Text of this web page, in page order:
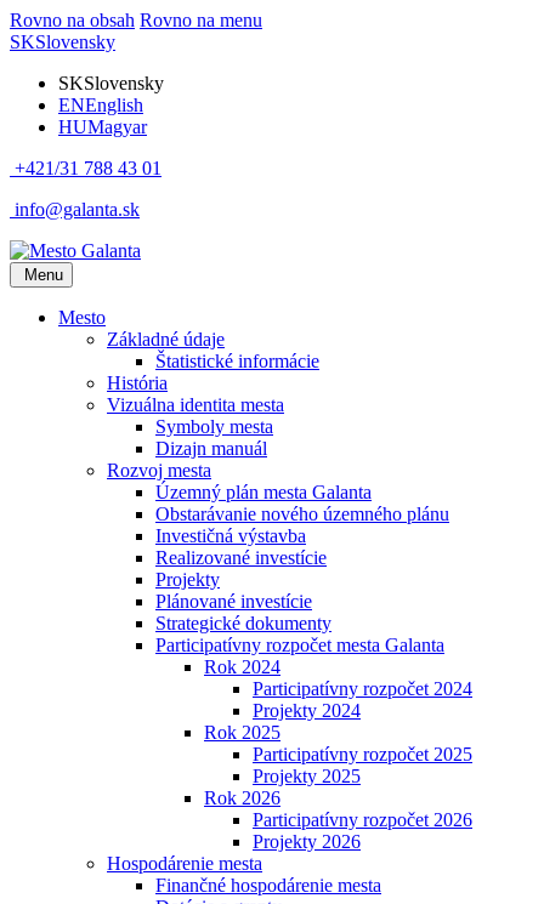
Rovno na obsah Rovno na menu
SKSlovensky
SKSlovensky
ENEnglish
HUMagyar
+421/31 788 43 01
info@galanta.sk
Menu
Mesto
Základné údaje
Štatistické informácie
História
Vizuálna identita mesta
Symboly mesta
Dizajn manuál
Rozvoj mesta
Územný plán mesta Galanta
Obstarávanie nového územného plánu
Investičná výstavba
Realizované investície
Projekty
Plánované investície
Strategické dokumenty
Participatívny rozpočet mesta Galanta
Rok 2024
Participatívny rozpočet 2024
Projekty 2024
Rok 2025
Participatívny rozpočet 2025
Projekty 2025
Rok 2026
Participatívny rozpočet 2026
Projekty 2026
Hospodárenie mesta
Finančné hospodárenie mesta